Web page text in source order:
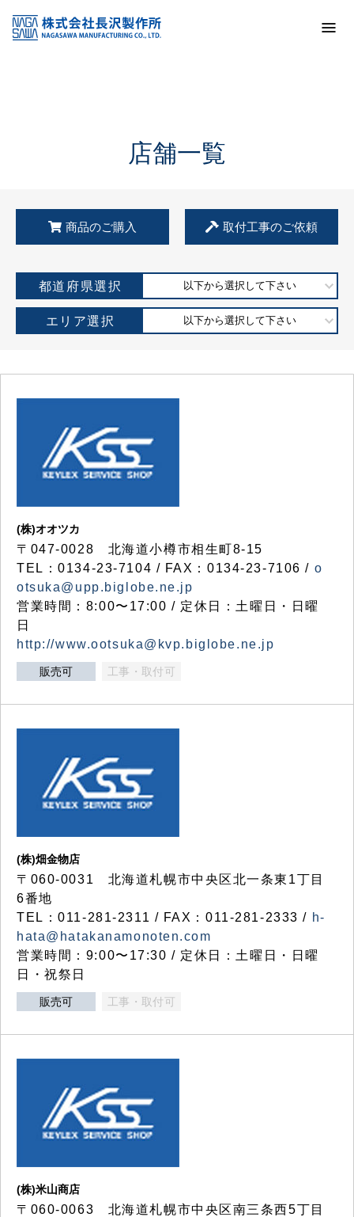
KSS加盟店・取扱店情報
店舗一覧
店舗一覧
商品のご購入 取付工事のご依頼
都道府県選択 以下から選択して下さい
エリア選択 以下から選択して下さい
(株)オオツカ
〒047-0028 北海道小樽市相生町8-15
TEL：0134-23-7104 / FAX：0134-23-7106 / o
otsuka@upp.biglobe.ne.jp
営業時間：8:00〜17:00 / 定休日：土曜日・日曜
日
http://www.ootsuka@kvp.biglobe.ne.jp
販売可 工事・取付可
(株)畑金物店
〒060-0031 北海道札幌市中央区北一条東1丁目
6番地
TEL：011-281-2311 / FAX：011-281-2333 / h-
hata@hatakanamonoten.com
営業時間：9:00〜17:30 / 定休日：土曜日・日曜
日・祝祭日
販売可 工事・取付可
(株)米山商店
〒060-0063 北海道札幌市中央区南三条西5丁目